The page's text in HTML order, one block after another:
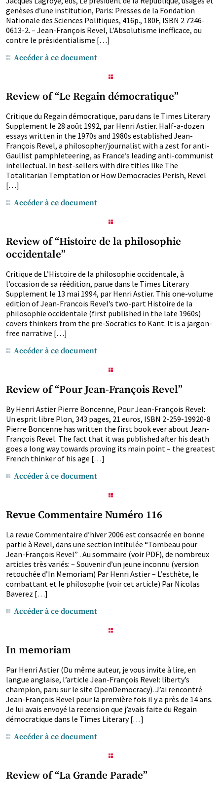
genèses d’une institution, Paris: Presses de la Fondation
Nationale des Sciences Politiques, 416p., 180F, ISBN 2 7246-
0613-2. – Jean-François Revel, L’Absolutisme inefficace, ou
contre le présidentialisme […]
Accéder à ce document
Review of “Le Regain démocratique”
Critique du Regain démocratique, paru dans le Times Literary
Supplement le 28 août 1992, par Henri Astier. Half-a-dozen
essays written in the 1970s and 1980s established Jean-
François Revel, a philosopher/journalist with a zest for anti-
Gaullist pamphleteering, as France’s leading anti-communist
intellectual. In best-sellers with dire titles like The
Totalitarian Temptation or How Democracies Perish, Revel
[…]
Accéder à ce document
Review of “Histoire de la philosophie
occidentale”
Critique de L’Histoire de la philosophie occidentale, à
l’occasion de sa réédition, parue dans le Times Literary
Supplement le 13 mai 1994, par Henri Astier. This one-volume
edition of Jean-Francois Revel’s two-part Histoire de la
philosophie occidentale (first published in the late 1960s)
covers thinkers from the pre-Socratics to Kant. It is a jargon-
free narrative […]
Accéder à ce document
Review of “Pour Jean-François Revel”
By Henri Astier Pierre Boncenne, Pour Jean-François Revel:
Un esprit libre Plon, 343 pages, 21 euros, ISBN 2-259-19920-8
Pierre Boncenne has written the first book ever about Jean-
François Revel. The fact that it was published after his death
goes a long way towards proving its main point – the greatest
French thinker of his age […]
Accéder à ce document
Revue Commentaire Numéro 116
La revue Commentaire d’hiver 2006 est consacrée en bonne
partie à Revel, dans une section intitulée “Tombeau pour
Jean-François Revel” . Au sommaire (voir PDF), de nombreux
articles très variés: – Souvenir d’un jeune inconnu (version
retouchée d’In Memoriam) Par Henri Astier – L’esthète, le
combattant et le philosophe (voir cet article) Par Nicolas
Baverez […]
Accéder à ce document
In memoriam
Par Henri Astier (Du même auteur, je vous invite à lire, en
langue anglaise, l’article Jean-François Revel: liberty’s
champion, paru sur le site OpenDemocracy). J’ai rencontré
Jean-François Revel pour la première fois il y a près de 14 ans.
Je lui avais envoyé la recension que j’avais faite du Regain
démocratique dans le Times Literary […]
Accéder à ce document
Review of “La Grande Parade”